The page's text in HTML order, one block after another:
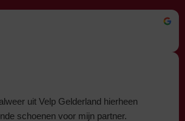
uit Velp Gelderland hierheen
schoenen voor mijn partner.